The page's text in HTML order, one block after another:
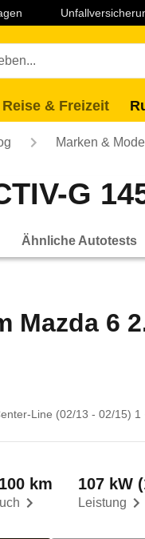
Reise & Freizeit
Marken &
G
Ähnliche Autotests
Mazda 6
Line (02/13 - 02/15) 1
km
Leistung
107 kW